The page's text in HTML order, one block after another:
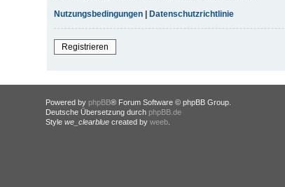
Nutzungsbedingungen |Datenschutzrichtlinie
Registrieren
Powered by phpBB® Forum Software © phpBB Group.
Deutsche Übersetzung durch phpBB.de
Style we_clearbluecreated by weeb.